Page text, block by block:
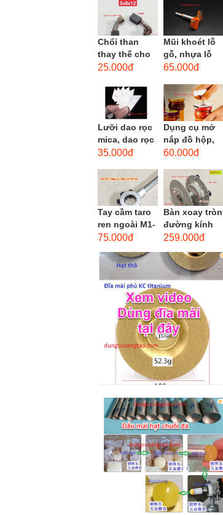
men xoắn
cao...
Chổi than
thay thế cho
động cơ, chổi
motor máy
khoan,...
25.000đ
Mũi khoét lỗ
gỗ, nhựa lỗ
lớn D40mm-
opener)
65.000đ
Lưỡi dao rọc
mica, dao rọc
cáp hình
35.000đ
Dụng cụ mở
nắp đồ hộp,
mở nắp lon
đường kính...
60.000đ
Tay cầm taro
ren ngoài M1-
M1.8 (mã
vặn Bàn ren
75.000đ
Bàn xoay tròn
đường kính
22cm bằng
259.000đ